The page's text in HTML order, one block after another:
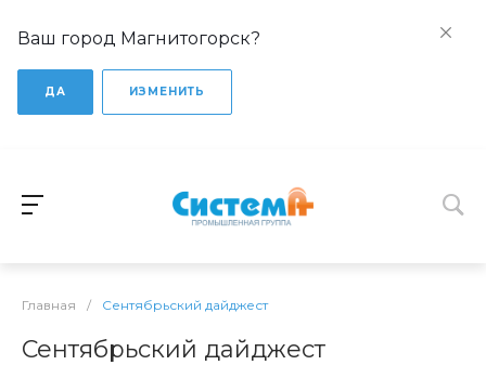
Ваш город Магнитогорск?
ДА ИЗМЕНИТЬ
Главная / Сентябрьский дайджест
Сентябрьский дайджест